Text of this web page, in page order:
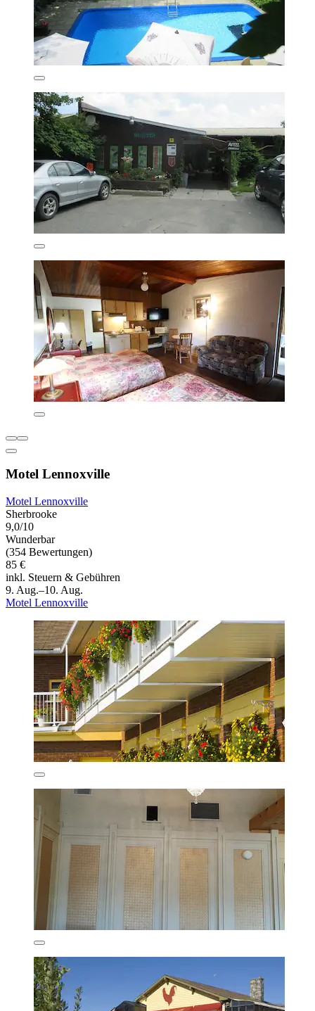
Motel Lennoxville
Motel Lennoxville
Sherbrooke
9,0/10
Wunderbar
(354 Bewertungen)
85 €
inkl. Steuern & Gebühren
9. Aug.–10. Aug.
Motel Lennoxville